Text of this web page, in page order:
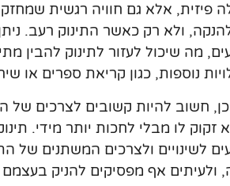
פיזית, אלא גם חוויה רגשית
ולא רק כאשר התינוק רעב.
מה שיכול לעזור לתינוק להבין
נוספות, כגון קריאת ספרים או
חשוב להיות קשובים לצרכים של
זקוק לו מבלי לחכות יותר מידי.
לשינויים ולצרכים המשתנים של
ולעיתים אף מפסיקים להניק